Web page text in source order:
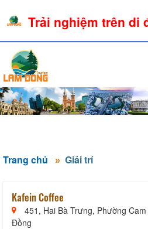
Trang chủ Giải trí
Kafein Coffee
451, Hai Bà Trưng, Phường
Đồng
Trải nghiệm trên di